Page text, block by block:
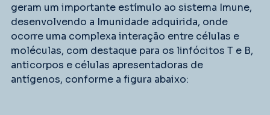
geram um importante estímulo ao sistema Imune,
desenvolvendo a Imunidade adquirida, onde
ocorre uma complexa interação entre células e
moléculas, com destaque para os linfócitos T e B,
anticorpos e células apresentadoras de
antígenos, conforme a figura abaixo: